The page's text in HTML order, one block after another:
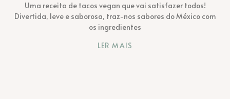
Uma receita de tacos vegan que vai satisfazer todos!
Divertida, leve e saborosa, traz-nos sabores do México com
os ingredientes
LER MAIS